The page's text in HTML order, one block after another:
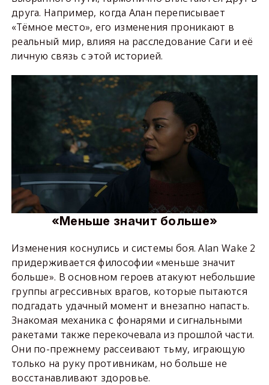
друга. Например, когда Алан переписывает
«Тёмное место», его изменения проникают в
реальный мир, влияя на расследование Саги и её
личную связь с этой историей.
«Меньше значит больше»
Изменения коснулись и системы боя. Alan Wake 2
придерживается философии «меньше значит
больше». В основном героев атакуют небольшие
группы агрессивных врагов, которые пытаются
подгадать удачный момент и внезапно напасть.
Знакомая механика с фонарями и сигнальными
ракетами также перекочевала из прошлой части.
Они по-прежнему рассеивают тьму, играющую
только на руку противникам, но больше не
восстанавливают здоровье.